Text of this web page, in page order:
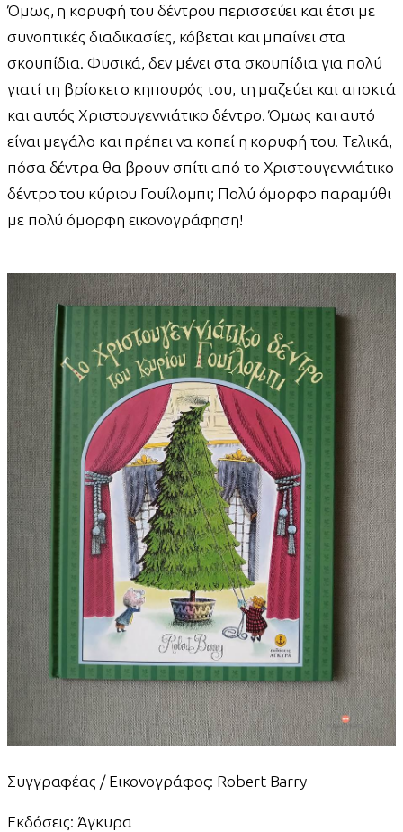
Όμως, η κορυφή του δέντρου περισσεύει και έτσι με
συνοπτικές διαδικασίες, κόβεται και μπαίνει στα
σκουπίδια. Φυσικά, δεν μένει στα σκουπίδια για πολύ
γιατί τη βρίσκει ο κηπουρός του, τη μαζεύει και αποκτά
και αυτός Χριστουγεννιάτικο δέντρο. Όμως και αυτό
είναι μεγάλο και πρέπει να κοπεί η κορυφή του. Τελικά,
πόσα δέντρα θα βρουν σπίτι από το Χριστουγεννιάτικο
δέντρο του κύριου Γουίλομπι; Πολύ όμορφο παραμύθι
με πολύ όμορφη εικονογράφηση!
Συγγραφέας / Εικονογράφος: Robert Barry
Εκδόσεις: Άγκυρα